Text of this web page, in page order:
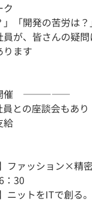
ク
「開発の苦労は？
が、皆さんの疑問
ます
催 ―――――
との座談会もあり
給
ァッション×精
30
ニットをITで創る